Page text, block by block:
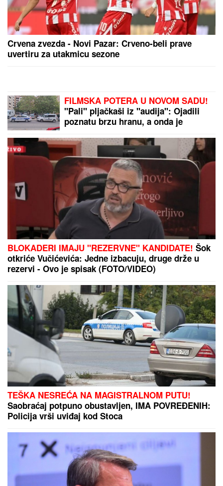
(VIDEO) JOVANA JEREMIĆ
PREKINULA JUTARNJI PROGRAM
Svi misle da su ove brutalne reči
upućene Draganu: "Svima sam
donela samo dobro"
DOJURIO NA BICIKLI, PA PUCAO U KUĆU
SRPSKOG BIZNISMENA!Grk (22) uhapšen zbog
napada u Nemačkoj: "Meci su probili prozor
spavaće sobe"